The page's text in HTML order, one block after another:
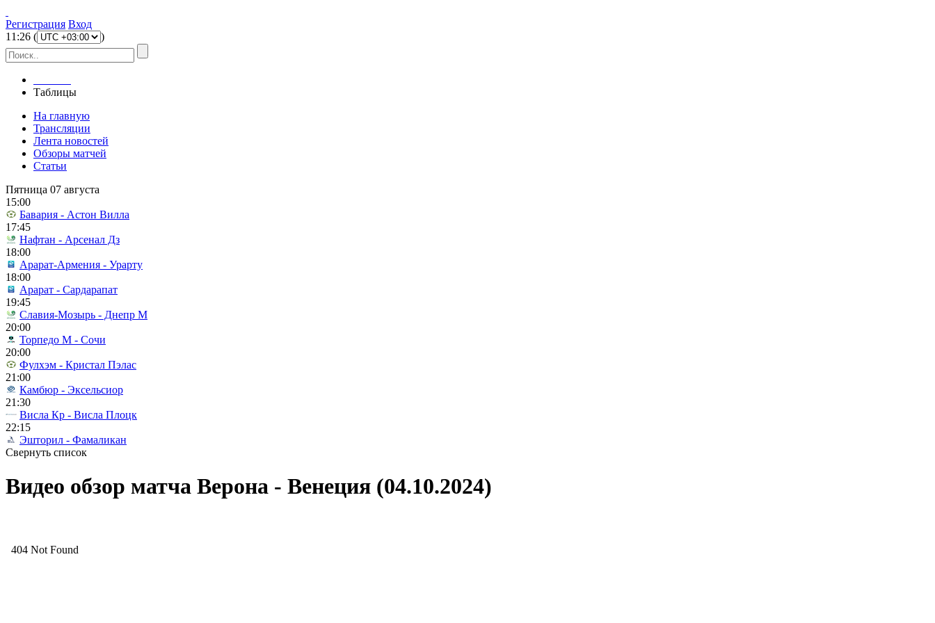
Регистрация Вход
11 :26 ( )
Таблицы
На главную
Трансляции
Лента новостей
Обзоры матчей
Статьи
Пятница 07 августа
15:00
Бавария - Астон Вилла
17:45
Нафтан - Арсенал Дз
18:00
Арарат-Армения - Урарту
18:00
Арарат - Сардарапат
19:45
Славия-Мозырь - Днепр М
20:00
Торпедо М - Сочи
20:00
Фулхэм - Кристал Пэлас
21:00
Камбюр - Эксельсиор
21:30
Висла Кр - Висла Плоцк
22:15
Эшторил - Фамаликан
Свернуть список
Видео обзор матча Верона - Венеция (04.10.2024)